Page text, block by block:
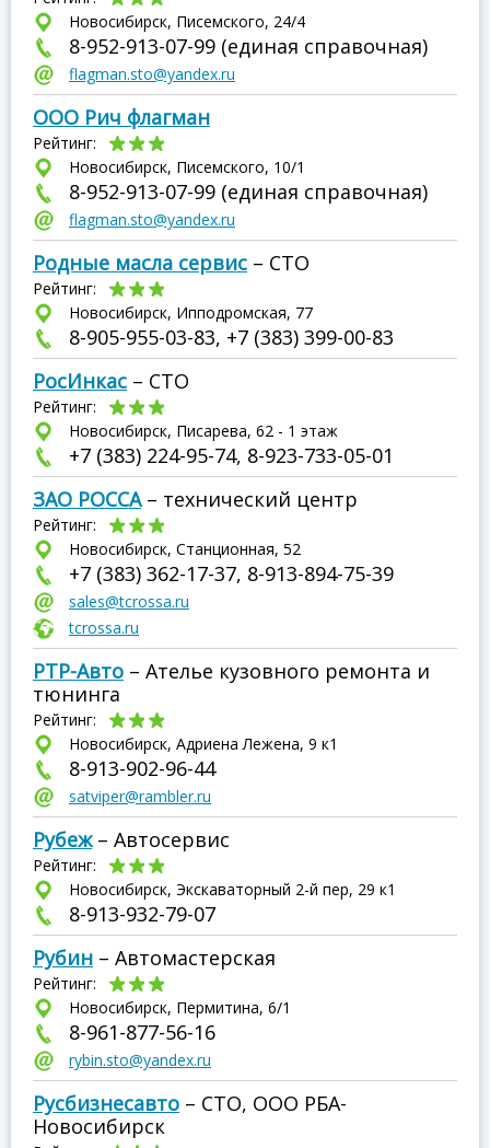
Новосибирск, Писемского, 24/4
8-952-913-07-99 (единая справочная)
flagman.sto@yandex.ru
ООО Рич флагман
Рейтинг:
Новосибирск, Писемского, 10/1
8-952-913-07-99 (единая справочная)
flagman.sto@yandex.ru
Родные масла сервис – СТО
Рейтинг:
Новосибирск, Ипподромская, 77
8-905-955-03-83, +7 (383) 399-00-83
РосИнкас – СТО
Рейтинг:
Новосибирск, Писарева, 62 - 1 этаж
+7 (383) 224-95-74, 8-923-733-05-01
ЗАО РОССА– технический центр
Рейтинг:
Новосибирск, Станционная, 52
+7 (383) 362-17-37, 8-913-894-75-39
sales@tcrossa.ru
tcrossa.ru
РТР-Авто – Ателье кузовного ремонта и
тюнинга
Рейтинг:
Новосибирск, Адриена Лежена, 9 к1
8-913-902-96-44
satviper@rambler.ru
Рубеж– Автосервис
Рейтинг:
Новосибирск, Экскаваторный 2-й пер, 29 к1
8-913-932-79-07
Рубин – Автомастерская
Рейтинг:
Новосибирск, Пермитина, 6/1
8-961-877-56-16
rybin.sto@yandex.ru
Русбизнесавто – СТО, ООО РБА-
Новосибирск